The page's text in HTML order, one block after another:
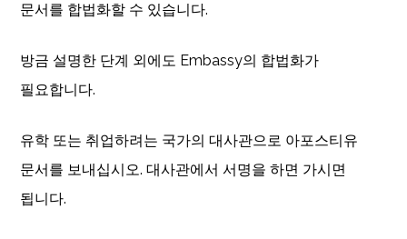
문서를 합법화할 수 있습니다.
방금 설명한 단계 외에도 Embassy의 합법화가
필요합니다.
유학 또는 취업하려는 국가의 대사관으로 아포스티유
문서를 보내십시오. 대사관에서 서명을 하면 가시면
됩니다.